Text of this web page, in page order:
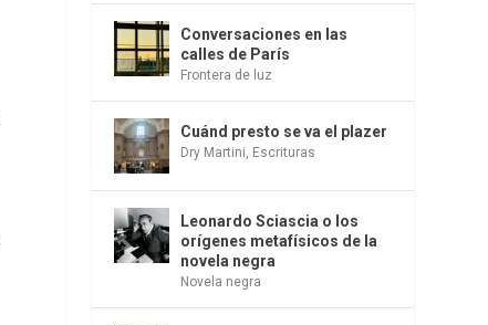
Conversaciones en las
calles de París
Frontera de luz
Cuánd presto se va el plazer
Dry Martini Escrituras
Leonardo Sciascia o los
orígenes metafísicos de la
novela negra
Novela negra